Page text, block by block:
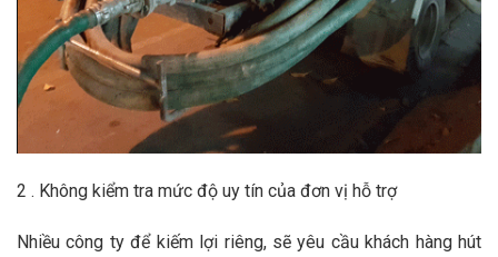
2 . Không kiểm tra mức độ uy tín của đơn vị hỗ trợ
Nhiều công ty để kiếm lợi riêng, sẽ yêu cầu khách hàng hút